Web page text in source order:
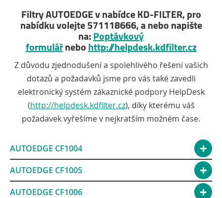
Filtry AUTOEDGE v nabídce KD-FILTER, pro
nabídku volejte 571118666, a nebo napište
na: Poptávkový
formulářnebo http://helpdesk.kdfilter.cz
Z důvodu zjednodušení a spolehlivého řešení vašich
dotazů a požadavků jsme pro vás také zavedli
elektronický systém zákaznické podpory HelpDesk
(http://helpdesk.kdfilter.cz), díky kterému váš
požadavek vyřešíme v nejkratším možném čase.
AUTOEDGE CF1004
AUTOEDGE CF1005
AUTOEDGE CF1006